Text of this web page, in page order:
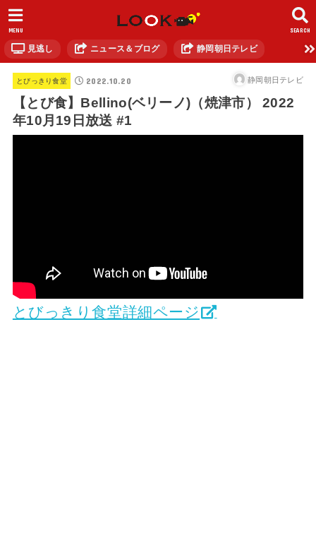
SEARCH
MENU
見逃し ニュース＆ブログ 静岡朝日テレビ
とびっきり食堂 2022.10.20 静岡朝日テレビ
【とび食】Bellino(ベリーノ)（焼津市） 2022
年10月19日放送 #1
とびっきり食堂詳細ページ